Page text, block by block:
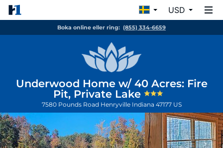
USD
Boka online eller ring: (855) 334-6659
Underwood Home w/ 40 Acres: Fire
Pit, Private Lake
7580 Pounds Road Henryville Indiana 47177 US